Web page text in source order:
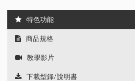
特色功能
商品規格
教學影片
下載型錄/說明書